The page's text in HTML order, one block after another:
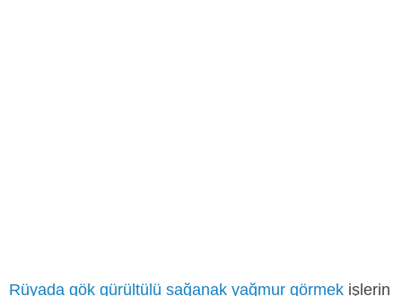
Rüyada gök gürültülü sağanak yağmur görmek işlerin